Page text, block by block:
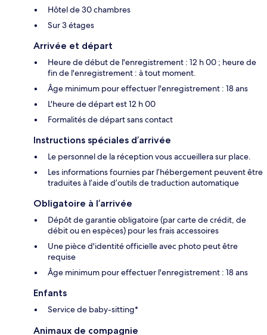
Hôtel de 30 chambres
Sur 3 étages
Arrivée et départ
Heure de début de l'enregistrement : 12 h 00 ; heure de
fin de l'enregistrement : à tout moment.
Âge minimum pour effectuer l'enregistrement : 18 ans
L'heure de départ est 12 h 00
Formalités de départ sans contact
Instructions spéciales d’arrivée
Le personnel de la réception vous accueillera sur place.
Les informations fournies par l’hébergement peuvent être
traduites à l’aide d’outils de traduction automatique
Obligatoire à l’arrivée
Dépôt de garantie obligatoire (par carte de crédit, de
débit ou en espèces) pour les frais accessoires
Une pièce d'identité officielle avec photo peut être
requise
Âge minimum pour effectuer l'enregistrement : 18 ans
Enfants
Service de baby-sitting*
Animaux de compagnie